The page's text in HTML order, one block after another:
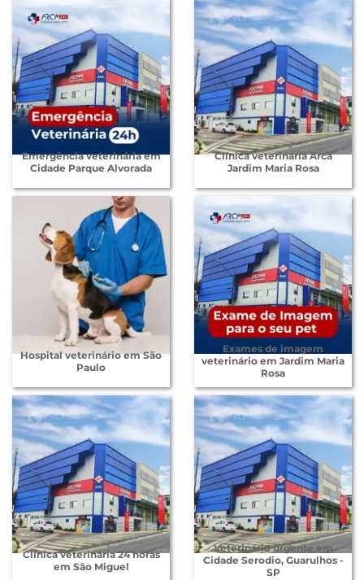
Emergência veterinária em
Cidade Parque Alvorada
Clínica veterinária Arca
Jardim Maria Rosa
Hospital veterinário em São
Paulo
Exames de imagem
veterinário em Jardim Maria
Rosa
Clínica veterinária 24 horas
em São Miguel
Veterinário urgente em
Cidade Serodio, Guarulhos -
SP